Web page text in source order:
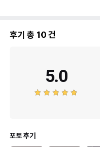
후기 총 10건
5.0
포토 후기